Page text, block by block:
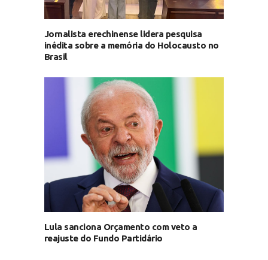
Jornalista erechinense lidera pesquisa
inédita sobre a memória do Holocausto no
Brasil
Lula sanciona Orçamento com veto a
reajuste do Fundo Partidário